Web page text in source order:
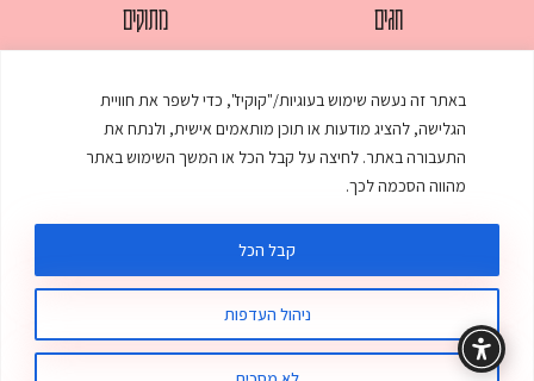
באתר זה נעשה שימוש בעוגיות/"קוקיז", כדי לשפר את חוויית
הגלישה, להציג מודעות או תוכן מותאמים אישית, ולנתח את
התעבורה באתר. לחיצה על קבל הכל או המשך השימוש באתר
מהווה הסכמה לכך.
ניהול העדפות
קבל הכל
חגים
מאפים
ממולאים
מרקים
מתוקים
עוגות
עוף
© כל הזכויות שמורות לענת אלישע | עיצוב ובניית אתר
תקנון האתר מדיניות פרטיות